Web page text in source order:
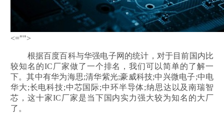
<="">
根据百度百科与华强电子网的统计，对于目前国内比
较知名的IC厂家做了一个排名，我们可以简单的了解一
下。其中有华为海思;清华紫光;豪威科技;中兴微电子;中电
华大;长电科技;中芯国际;中环半导体;纳思达以及南瑞智
芯，这十家IC厂家是当下国内实力强大较为知名的大厂
了。